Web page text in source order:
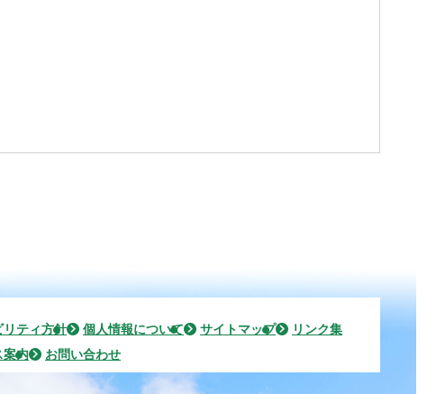
リティ方針 個人情報について サイトマップ
リンク集
案内 お問い合わせ